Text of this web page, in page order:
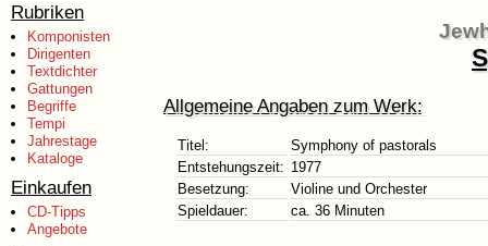
Rubriken
Komponisten
Dirigenten
Textdichter
Gattungen
Begriffe
Tempi
Jahrestage
Kataloge
Einkaufen
CD-Tipps
Angebote
Allgemeine Angaben zum Werk:
Titel:
Symphony of pastorals
Entstehungszeit: 1977
Besetzung:
Violine und Orchester
Spieldauer:
ca. 36 Minuten